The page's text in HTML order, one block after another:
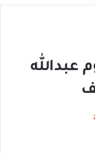
عبدالله